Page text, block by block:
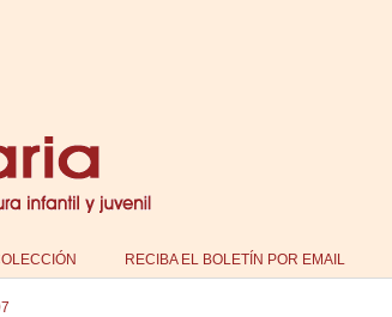
RECIBA EL BOLETÍN POR EMAIL